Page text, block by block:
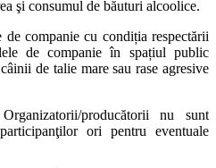
şi consumul de băuturi alcoolice.
de companie cu condiția respectării
de companie în spațiul public
de talie mare sau rase agresive
producătorii nu sunt
ori pentru eventuale